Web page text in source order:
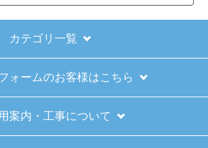
カテゴリ一覧
ォームのお客様はこちら
案内・工事について